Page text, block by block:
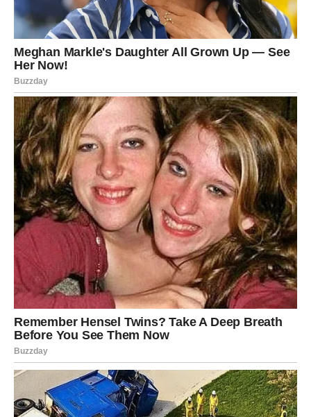
Pred vama su dani tokom kojih ćete konačno jasno vidjeti
kome možete vjerovati.
Jedna osoba sada pokazuje svoje pravo lice i donosi vam
važnu životnu lekciju.
Istina vam otvara oči
Pred vama su veoma posebni trenuci.
VAGA
Vagama dolazi odgovor koji se tiče ljubavi i budućnosti.